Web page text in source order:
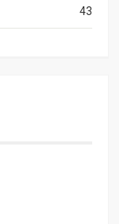
43